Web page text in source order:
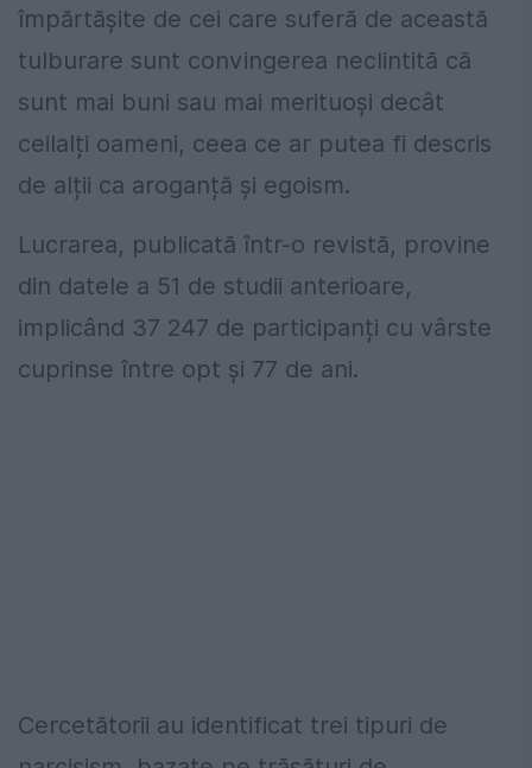
împărtășite de cei care suferă de această
tulburare sunt convingerea neclintită că
sunt mai buni sau mai merituoși decât
ceilalți oameni, ceea ce ar putea fi descris
de alții ca aroganță și egoism.
Lucrarea, publicată într-o revistă, provine
din datele a 51 de studii anterioare,
implicând 37 247 de participanți cu vârste
cuprinse între opt și 77 de ani.
Cercetătorii au identificat trei tipuri de